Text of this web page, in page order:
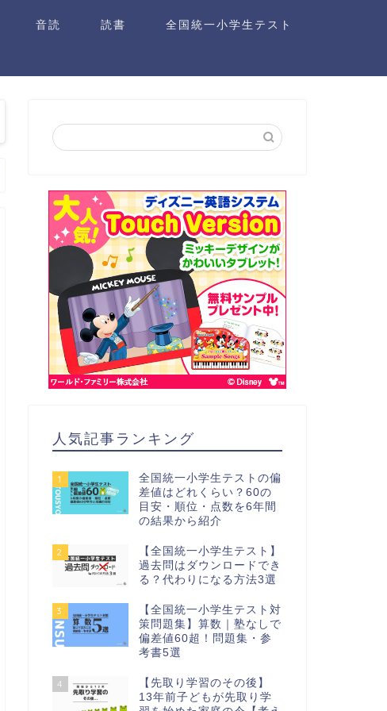
音読 読書 全国統一小学生テスト
人気記事ランキング
1
全国統一小学生テストの偏
差値はどれくらい？60の
目安・順位・点数を6年間
の結果から紹介
2
【全国統一小学生テスト】
過去問はダウンロードでき
る？代わりになる方法3選
3
【全国統一小学生テスト対
策問題集】算数｜塾なしで
偏差値60超！問題集・参
考書5選
4
【先取り学習のその後】
13年前子どもが先取り学